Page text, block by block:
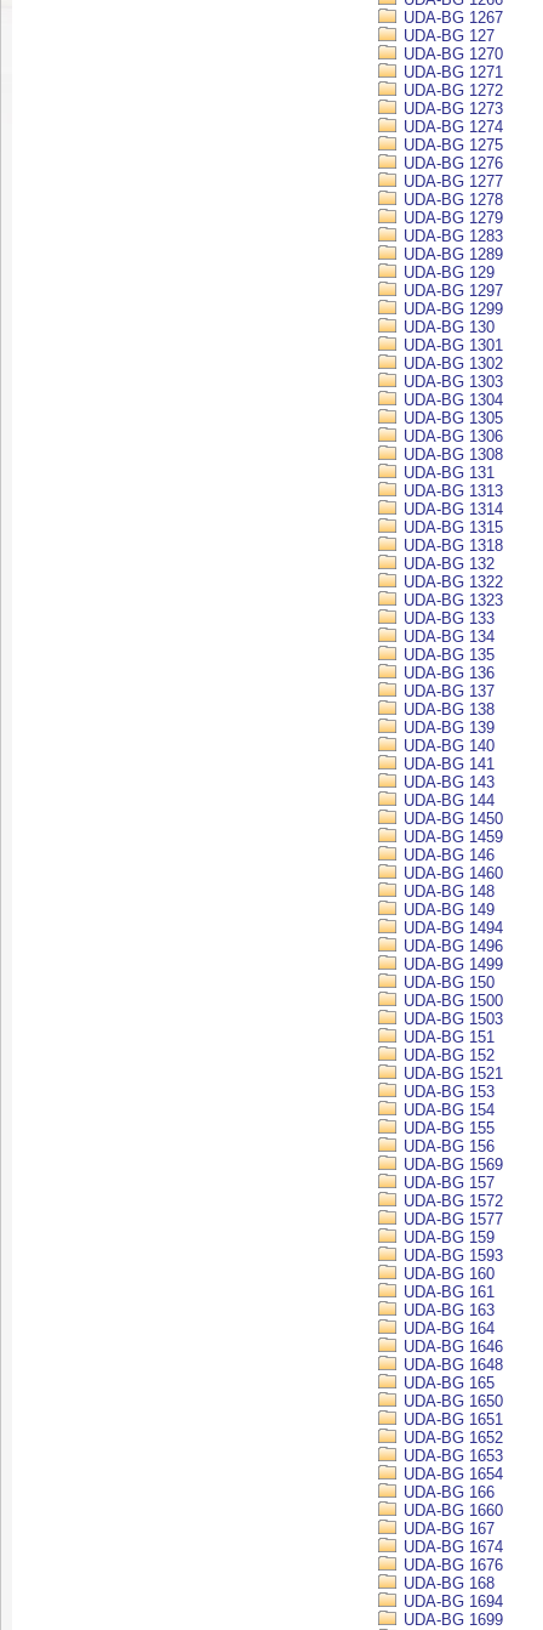
UDA-BG 1267
UDA-BG 127
UDA-BG 1270
UDA-BG 1271
UDA-BG 1272
UDA-BG 1273
UDA-BG 1274
UDA-BG 1275
UDA-BG 1276
UDA-BG 1277
UDA-BG 1278
UDA-BG 1279
UDA-BG 1283
UDA-BG 1289
UDA-BG 129
UDA-BG 1297
UDA-BG 1299
UDA-BG 130
UDA-BG 1301
UDA-BG 1302
UDA-BG 1303
UDA-BG 1304
UDA-BG 1305
UDA-BG 1306
UDA-BG 1308
UDA-BG 131
UDA-BG 1313
UDA-BG 1314
UDA-BG 1315
UDA-BG 1318
UDA-BG 132
UDA-BG 1322
UDA-BG 1323
UDA-BG 133
UDA-BG 134
UDA-BG 135
UDA-BG 136
UDA-BG 137
UDA-BG 138
UDA-BG 139
UDA-BG 140
UDA-BG 141
UDA-BG 143
UDA-BG 144
UDA-BG 1450
UDA-BG 1459
UDA-BG 146
UDA-BG 1460
UDA-BG 148
UDA-BG 149
UDA-BG 1494
UDA-BG 1496
UDA-BG 1499
UDA-BG 150
UDA-BG 1500
UDA-BG 1503
UDA-BG 151
UDA-BG 152
UDA-BG 1521
UDA-BG 153
UDA-BG 154
UDA-BG 155
UDA-BG 156
UDA-BG 1569
UDA-BG 157
UDA-BG 1572
UDA-BG 1577
UDA-BG 159
UDA-BG 1593
UDA-BG 160
UDA-BG 161
UDA-BG 163
UDA-BG 164
UDA-BG 1646
UDA-BG 1648
UDA-BG 165
UDA-BG 1650
UDA-BG 1651
UDA-BG 1652
UDA-BG 1653
UDA-BG 1654
UDA-BG 166
UDA-BG 1660
UDA-BG 167
UDA-BG 1674
UDA-BG 1676
UDA-BG 168
UDA-BG 1694
UDA-BG 1699